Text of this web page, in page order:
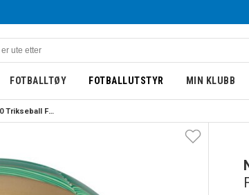
FOTBALLTØY FOTBALLUTSTYR MIN KLUBB
Nike Skills Total 90 Trikseball Fotball 25/26 Gull/Grønn